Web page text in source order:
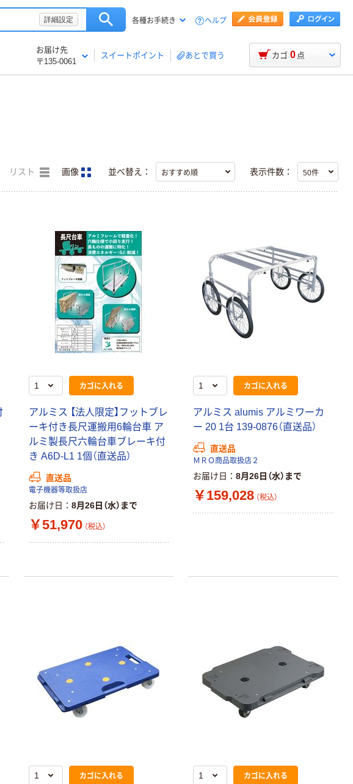
詳細設定 各種お手続き ヘルプ
お届け先
〒135-0061
スイートポイント あとで買う カゴ 0 点
リスト 画像 並べ替え： 表示件数：
カゴに入れる
アルミス 【法人限定】フットブレ
ーキ付き長尺運搬用6輪台車 ア
ルミ製長尺六輪台車ブレーキ付
き A6D-L1 1個（直送品）
直送品
電子機器等取扱店
お届け日 8月26日（水）まで
￥51,970 （税込）
カゴに入れる
アルミス alumis アルミワーカ
ー 20 1台 139-0876（直送品）
直送品
ＭＲＯ商品取扱店２
お届け日 8月26日（水）まで
￥159,028 （税込）
カゴに入れる カゴに入れる